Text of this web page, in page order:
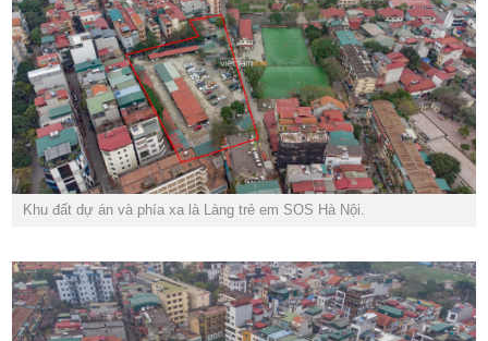
Khu đất dự án và phía xa là Làng trẻ em SOS Hà Nội.